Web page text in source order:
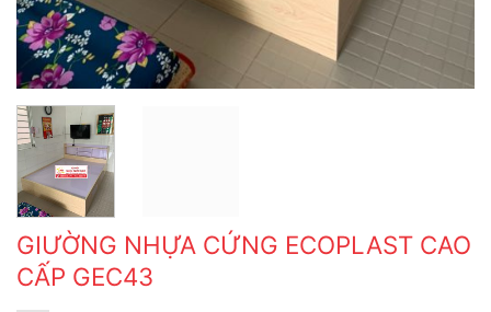
GIƯỜNG NHỰA CỨNG ECOPLAST CAO
CẤP GEC43